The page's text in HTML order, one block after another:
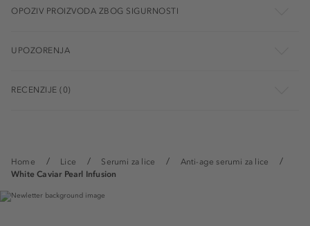
Home Lice Serumi za lice
Anti-age serumi za lice
White Caviar Pearl Infusion
OPOZIV PROIZVODA ZBOG SIGURNOSTI
UPOZORENJA
RECENZIJE (0)